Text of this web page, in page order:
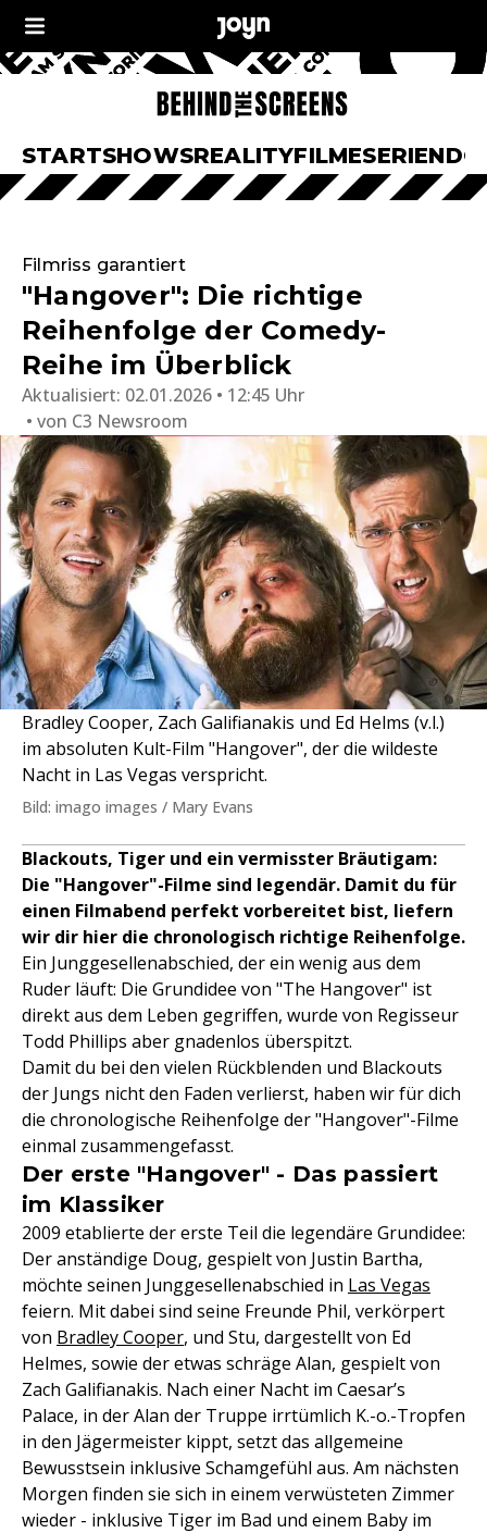
STARTSHOWSREALITYFILMESERIEN
Filmriss garantiert
"Hangover": Die richtige
Reihenfolge der Comedy-
Reihe im Überblick
Aktualisiert: 02.01.2026 • 12:45 Uhr
von C3 Newsroom
Bradley Cooper, Zach Galifianakis und Ed Helms (v.l.)
im absoluten Kult-Film "Hangover", der die wildeste
Nacht in Las Vegas verspricht.
Bild: imago images / Mary Evans
Blackouts, Tiger und ein vermisster Bräutigam:
Die "Hangover"-Filme sind legendär. Damit du für
einen Filmabend perfekt vorbereitet bist, liefern
wir dir hier die chronologisch richtige Reihenfolge.
Ein Junggesellenabschied, der ein wenig aus dem
Ruder läuft: Die Grundidee von "The Hangover" ist
direkt aus dem Leben gegriffen, wurde von Regisseur
Todd Phillips aber gnadenlos überspitzt.
Damit du bei den vielen Rückblenden und Blackouts
der Jungs nicht den Faden verlierst, haben wir für dich
die chronologische Reihenfolge der "Hangover"-Filme
einmal zusammengefasst.
Der erste "Hangover" - Das passiert
im Klassiker
2009 etablierte der erste Teil die legendäre Grundidee:
Der anständige Doug, gespielt von Justin Bartha,
möchte seinen Junggesellenabschied in Las Vegas
feiern. Mit dabei sind seine Freunde Phil, verkörpert
von Bradley Cooper, und Stu, dargestellt von Ed
Helmes, sowie der etwas schräge Alan, gespielt von
Zach Galifianakis. Nach einer Nacht im Caesar’s
Palace, in der Alan der Truppe irrtümlich K.-o.-Tropfen
in den Jägermeister kippt, setzt das allgemeine
Bewusstsein inklusive Schamgefühl aus. Am nächsten
Morgen finden sie sich in einem verwüsteten Zimmer
wieder - inklusive Tiger im Bad und einem Baby im